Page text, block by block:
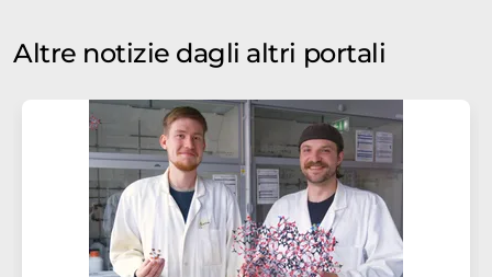
Altre notizie dagli altri portali